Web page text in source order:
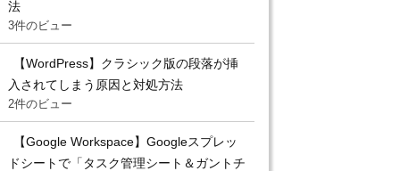
法
3件のビュー
【WordPress】クラシック版の段落が挿
入されてしまう原因と対処方法
2件のビュー
【Google Workspace】Googleスプレッ
ドシートで「タスク管理シート＆ガントチ